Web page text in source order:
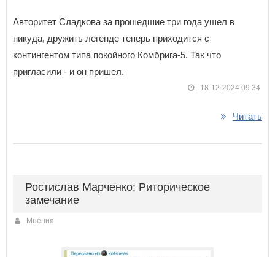
Авторитет Сладкова за прошедшие три года ушел в
никуда, дружить легенде теперь приходится с
контингентом типа покойного Комбрига-5. Так что
пригласили - и он пришел.
18-12-2024 09:34
Читать
Ростислав Марченко: Риторическое
замечание
Мнения